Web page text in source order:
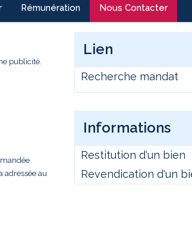
Rémunération Nous Contacter
publicité.
adressée au
Lien
Recherche mandat
Informations
Restitution d'un bien
Revendication d'un